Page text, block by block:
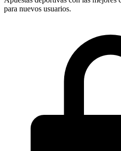
para nuevos usuarios.